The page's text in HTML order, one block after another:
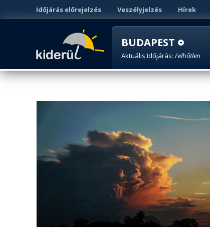
Időjárás előrejelzés Veszélyjelzés Hírek
BUDAPEST
Aktuális Időjárás: Felhőtlen